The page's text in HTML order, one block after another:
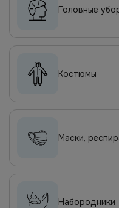
Головные
Костюмы
Маски,
Набородники